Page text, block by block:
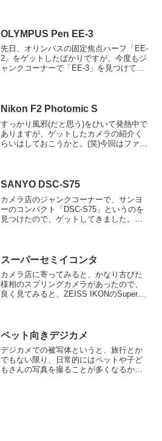
OLYMPUS Pen EE-3
先日、オリンパスの固定焦点ハーフ「EE-
2」をゲットしたばかりですが、今度もジ
ャンクコーナーで「EE-3」を見つけてし
Nikon F2 Photomic S
すっかり風邪(だと思う)をひいて発熱中で
ありますが、ゲットしたカメラの紹介く
らいはしておこうかと。(笑)今回はファイ
SANYO DSC-S75
カメラ店のジャンクコーナーで、サンヨ
ーのコンパクト「DSC-S75」というのを
見つけたので、ゲットしてきました。
スーパーセミイコンタ
カメラ店に寄ってみると、かなり古びた
様相のスプリングカメラがあったので、
良く見てみると、ZEISS IKONのSuper
...
ペット向きデジカメ
デジカメでの被写体というと、旅行とか
でもない限り、日常的にはペットや子ど
もさんの写真を撮ることが多くなるか